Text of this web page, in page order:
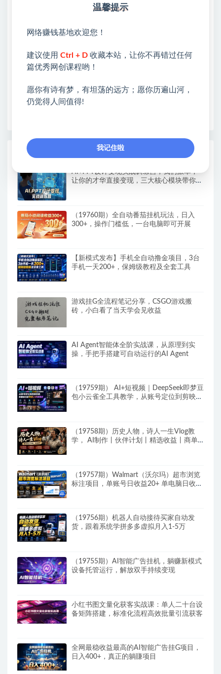
❤本站：本站整合多方资源站，主要面向互联网创业
类&副业类，资源丰富 物超所值。
❤能助您：找项目 + 低成本创业 + 减少信息差 + 见识
各种项目 + 提升网创认知。
开启网络之门，广受好评！
❤如果您也依存于互联网，欢迎加入本站会员，将尽
热门课程展示
AI+PPT设计变现实战训练营，我们派单，
让你的才华直接变现，三大核心模块带你构
（19760期）全自动番茄挂机玩法，日入
300+，操作门槛低，一台电脑即可开展
【新模式发布】手机全自动撸金项目，3台
手机一天200+，保姆级教程及全套工具
游戏挂G全流程笔记分享，CSGO游戏搬
砖，小白看了当天学会见收益
AI Agent智能体全阶实战课，从原理到实
操，手把手搭建可自动运行的AI Agent
（19759期） AI+短视频｜DeepSeek即梦豆
包小云雀全工具教学，从账号定位到剪映剪
（19758期）历史人物，诗人一生Vlog教
学， AI制作丨伙伴计划丨精选收益丨商单
（19757期）Walmart（沃尔玛）超市浏览
标注项目，单账号日收益20+ 单电脑日收益
（19756期）机器人自动接待买家自动发
货，跟着系统学拼多多虚拟月入1-5万
（19755期）AI智能广告挂机，躺赚新模式
设备托管运行，解放双手持续变现
小红书图文量化获客实战课：单人二十台设
备矩阵搭建，标准化流程高效批量引流获客
全网最稳收益最高的AI智能广告挂G项目，
日入400+，真正的躺賺项目
温馨提示
网络赚钱基地欢迎您！
建议使用 Ctrl + D 收藏本站，让你不再错过任何
篇优秀网创课程哟！
愿你有诗有梦，有坦荡的远方；愿你历遍山河，
仍觉得人间值得!
我记住啦